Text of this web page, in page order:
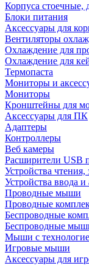
Корпуса стоечные,
Блоки питания
Аксессуары для
Вентиляторы
Охлаждение для
Охлаждение для
Термопаста
Мониторы и
Мониторы
Кронштейны для
Аксессуары для ПК
Адаптеры
Контроллеры
Веб камеры
Расширители USB
Устройства чтения,
Устройства ввода и
Проводные мыши
Проводные
Беспроводные
Беспроводные
Мыши с
Игровые мыши
Аксессуары для